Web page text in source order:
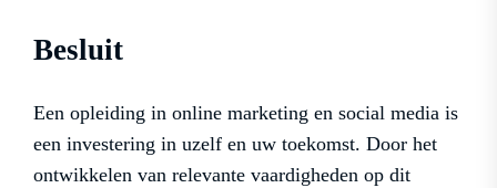
Besluit
Een opleiding in online marketing en social media is
een investering in uzelf en uw toekomst. Door het
ontwikkelen van relevante vaardigheden op dit